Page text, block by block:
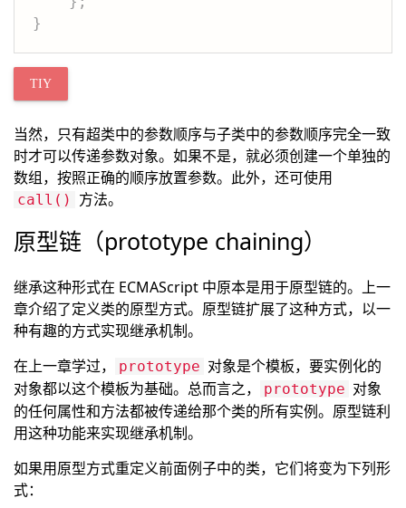
}
TIY
当然，只有超类中的参数顺序与子类中的参数顺序完全一致
时才可以传递参数对象。如果不是，就必须创建一个单独的
数组，按照正确的顺序放置参数。此外，还可使用
call() 方法。
原型链（prototype chaining）
继承这种形式在 ECMAScript 中原本是用于原型链的。上一
章介绍了定义类的原型方式。原型链扩展了这种方式，以一
种有趣的方式实现继承机制。
在上一章学过，
prototype 对象是个模板，要实例化的
对象都以这个模板为基础。总而言之，
prototype 对象
的任何属性和方法都被传递给那个类的所有实例。原型链利
用这种功能来实现继承机制。
如果用原型方式重定义前面例子中的类，它们将变为下列形
式：